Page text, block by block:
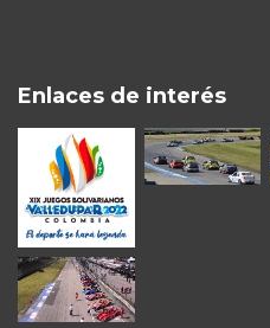
Enlaces de interés